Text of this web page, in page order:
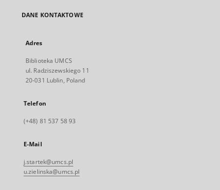
DANE KONTAKTOWE
Adres
Biblioteka UMCS
ul. Radziszewskiego 11
20-031 Lublin, Poland
Telefon
(+48) 81 537 58 93
E-Mail
j.startek@umcs.pl
u.zielinska@umcs.pl